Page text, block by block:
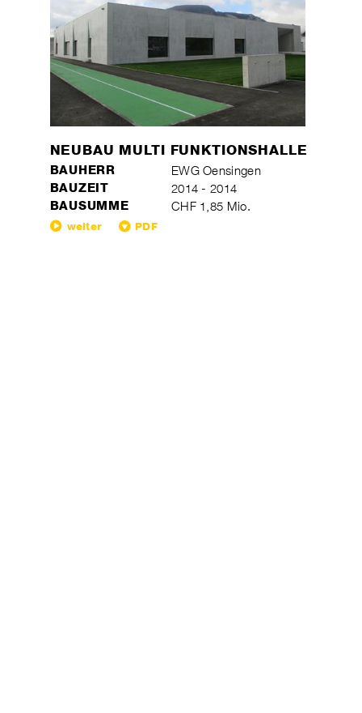
NEUBAU MULTI FUNKTIONSHALLE
BAUHERR EWG Oensingen
BAUZEIT 2014 - 2014
BAUSUMME CHF 1,85 Mio.
weiter PDF